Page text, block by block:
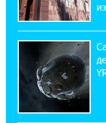
17:03:49
14:44:13
при